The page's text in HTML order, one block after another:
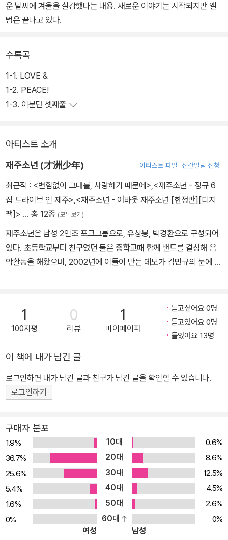
운 날씨에 겨울을 실감했다는 내용. 새로운 이야기는 시작되지만 앨
범은 끝나고 있다.
수록곡
1-1. LOVE &
1-2. PEACE!
1-3. 이분단 셋째줄
아티스트 소개
재주소년 (才洲少年) 아티스트 파일 신간알림 신청
최근작 : <변함없이 그대를, 사랑하기 때문에>,<재주소년 - 정규 6
집 드라이브 인 제주>,<재주소년 - 어바웃 재주소년 [한정반][디지
팩]> … 총 12종 (모두보기)
재주소년은 남성 2인조 포크그룹으로, 유상봉, 박경환으로 구성되어
있다. 초등학교부터 친구였던 둘은 중학교때 함께 밴드를 결성해 음
악활동을 해왔으며, 2002년에 이들이 만든 데모가 김민규의 눈에 띄
표한 음반으로는 [마지막 춤은 나와 함께], [꿈의 일부], [재주소년]
등이 있다.
1
100자평
0
리뷰
1
마이페이퍼
듣고싶어요 0명
듣고있어요 0명
들었어요 13명
이 책에 내가 남긴 글
로그인하면 내가 남긴 글과 친구가 남긴 글을 확인할 수 있습니다.
로그인하기
구매자 분포
1.9% 10대
0.6%
36.7%
20대
8.6%
25.6%
30대
12.5%
5.4%
40대
4.5%
1.6%
50대
2.6%
0%
60대
0%
여성
남성